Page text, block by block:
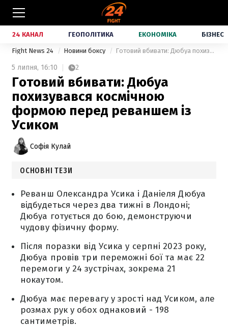
24 КАНАЛ ГЕОПОЛІТИКА ЕКОНОМІКА БІЗНЕС
Fight News 24 Новини боксу Готовий вбивати: Дюбуа похизувався космічною формою перед реваншем із Усиком
5 липня, 16:10 2
Готовий вбивати: Дюбуа
похизувався космічною
формою перед реваншем із
Усиком
Софія Кулай
ОСНОВНІ ТЕЗИ
Реванш Олександра Усика і Даніеля Дюбуа
відбудеться через два тижні в Лондоні;
Дюбуа готується до бою, демонструючи
чудову фізичну форму.
Після поразки від Усика у серпні 2023 року,
Дюбуа провів три переможні бої та має 22
перемоги у 24 зустрічах, зокрема 21
нокаутом.
Дюбуа має перевагу у зрості над Усиком, але
розмах рук у обох однаковий - 198
сантиметрів.